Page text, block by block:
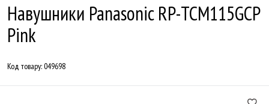
Навушники Panasonic RP-TCM115GCP
Pink
Код товару:049698